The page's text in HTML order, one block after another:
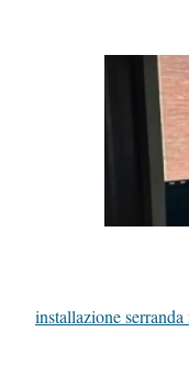
installazione